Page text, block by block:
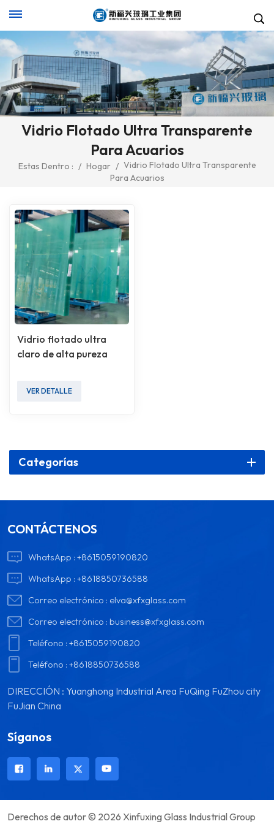
Vidrio Flotado Ultra Transparente
Para Acuarios
Estas Dentro : / Hogar / Vidrio Flotado Ultra Transparente
Para Acuarios
Vidrio flotado ultra
claro de alta pureza
VER DETALLE
Categorías
CONTÁCTENOS
WhatsApp :+8615059190820
WhatsApp :+8618850736588
Correo electrónico : elva@xfxglass.com
Correo electrónico :business@xfxglass.com
Teléfono :+8615059190820
Teléfono :+8618850736588
DIRECCIÓN : Yuanghong Industrial Area FuQing FuZhou city
FuJian China
Síganos
Derechos de autor © 2026 Xinfuxing Glass Industrial Group